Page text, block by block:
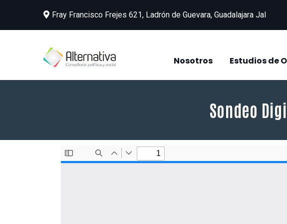
Fray Francisco Frejes 621, Ladrón de Guevara, Guadalajara Jal
Nosotros Estudios de
Sondeo